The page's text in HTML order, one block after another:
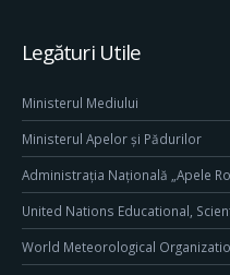
Legături Utile
Ministerul Mediului
Ministerul Apelor și Pădurilor
Administrația Națională „Apele
United Nations Educational,
World Meteorological